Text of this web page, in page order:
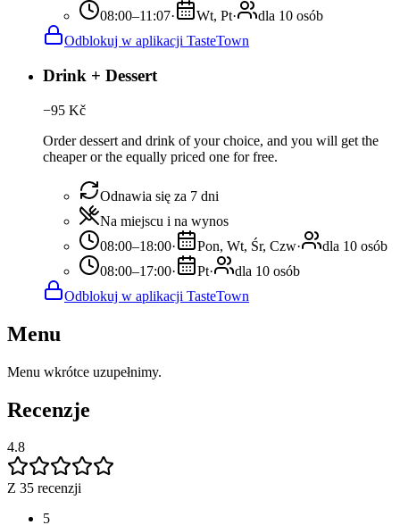
08:00–11:07· Wt, Pt·
dla 10 osób
Odblokuj w aplikacji TasteTown
Drink + Dessert
−95 Kč
Order dessert and drink of your choice, and you will get the
cheaper or the equally priced one for free.
Odnawia się za 7 dni
Na miejscu i na wynos
08:00–18:00· Pon, Wt, Śr, Czw·
dla 10 osób
08:00–17:00· Pt·
dla 10 osób
Odblokuj w aplikacji TasteTown
Menu
Menu wkrótce uzupełnimy.
Recenzje
4.8
Z 35 recenzji
5